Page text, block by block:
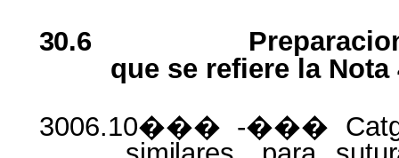
30.6
que se refiere la
3006.10��� -���